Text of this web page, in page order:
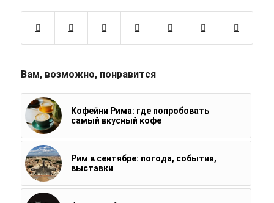
Вам, возможно, понравится
Кофейни Рима: где попробовать
самый вкусный кофе
Рим в сентябре: погода, события,
выставки